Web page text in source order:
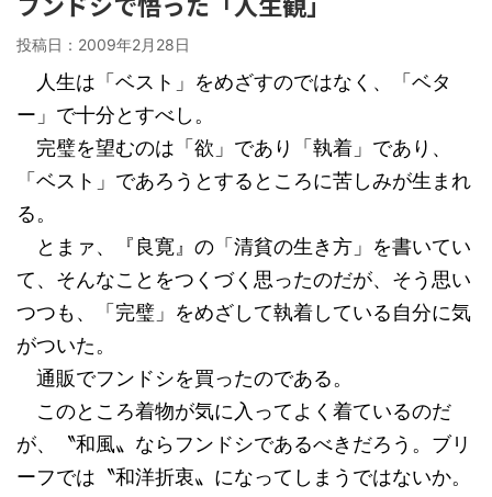
投稿日： 2009年2月28日
人生は「ベスト」をめざすのではなく、「ベタ
ー」で十分とすべし。
完璧を望むのは「欲」であり「執着」であり、
「ベスト」であろうとするところに苦しみが生まれ
る。
とまァ、『良寛』の「清貧の生き方」を書いてい
て、そんなことをつくづく思ったのだが、そう思い
つつも、「完璧」をめざして執着している自分に気
がついた。
通販でフンドシを買ったのである。
このところ着物が気に入ってよく着ているのだ
が、〝和風〟ならフンドシであるべきだろう。ブリ
ーフでは〝和洋折衷〟になってしまうではないか。